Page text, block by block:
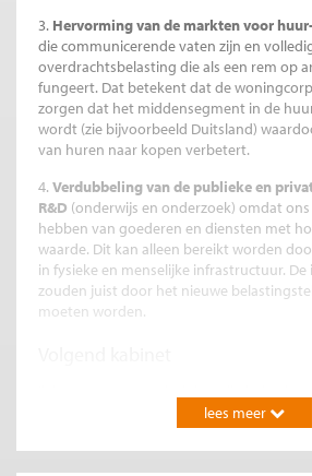
3. Hervorming van de markten voor
die communicerende vaten zijn en
overdrachtsbelasting die als een rem op
fungeert. Dat betekent dat de
zorgen dat het middensegment in de
wordt (zie bijvoorbeeld Duitsland)
van huren naar kopen verbetert.
4. Verdubbeling van de publieke en
R&D (onderwijs en onderzoek) omdat
hebben van goederen en diensten met
waarde. Dit kan alleen bereikt worden
in fysieke en menselijke infrastructuur.
zouden juist door het nieuwe
moeten worden.
deze vier punten in de komende jaren tot
groei en werkgelegenheid zal leiden. Het
realiseren dat het niet alleen om de
lees meer